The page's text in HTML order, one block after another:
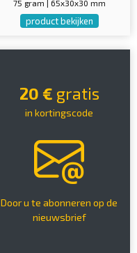
75 gram | 65x30x30 mm
product bekijken
20 € gratis
in kortingscode
Door u te abonneren op de
nieuwsbrief